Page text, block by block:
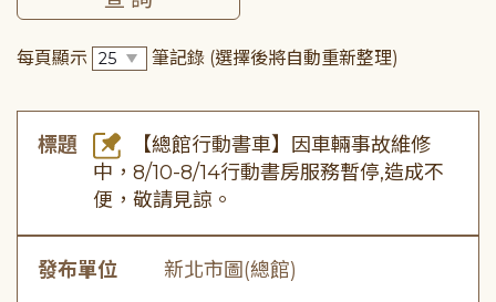
每頁顯示 筆記錄 (選擇後將自動重新整理)
標題
【總館行動書車】因車輛事故維修
中，8/10-8/14行動書房服務暫停,造成不
便，敬請見諒。
發布單位 新北市圖(總館)